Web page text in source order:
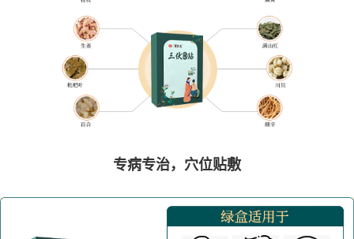
专病专治，穴位贴敷